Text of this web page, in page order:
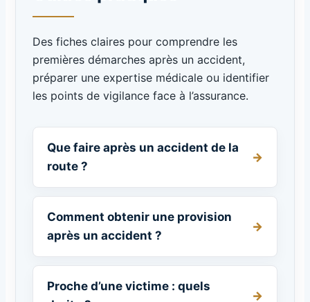
Des fiches claires pour comprendre les
premières démarches après un accident,
préparer une expertise médicale ou identifier
les points de vigilance face à l’assurance.
Que faire après un accident de la
route ?
Comment obtenir une provision
après un accident ?
Proche d’une victime : quels